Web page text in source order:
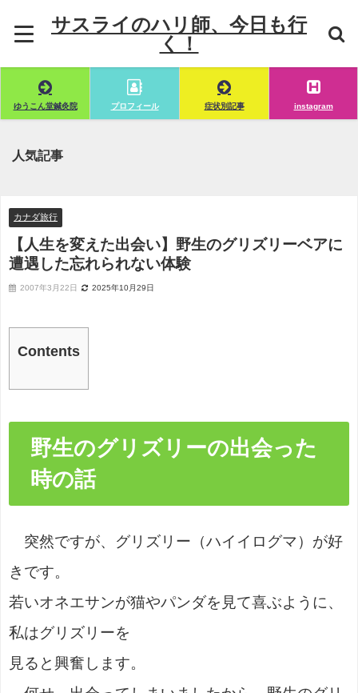
サスライのハリ師、今日も行
く！
ゆうこん堂鍼灸院 プロフィール 症状別記事 instagram
人気記事
カナダ旅行
【人生を変えた出会い】野生のグリズリーベアに
遭遇した忘れられない体験
2007年3月22日 2025年10月29日
Contents
野生のグリズリーの出会った
時の話
突然ですが、グリズリー（ハイイログマ）が好
きです。
若いオネエサンが猫やパンダを見て喜ぶように、
私はグリズリーを
見ると興奮します。